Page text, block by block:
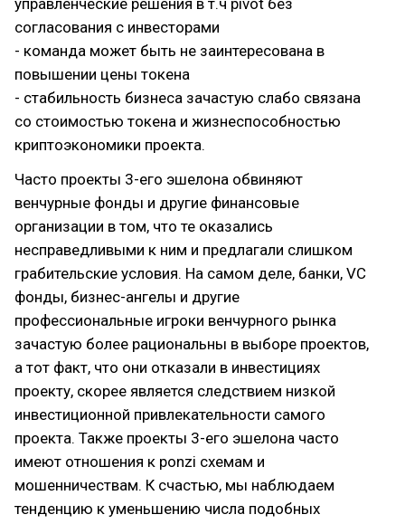
управленческие решения в т.ч pivot без
согласования с инвесторами
- команда может быть не заинтересована в
повышении цены токена
- стабильность бизнеса зачастую слабо связана
со стоимостью токена и жизнеспособностью
криптоэкономики проекта.
Часто проекты 3-его эшелона обвиняют
венчурные фонды и другие финансовые
организации в том, что те оказались
несправедливыми к ним и предлагали слишком
грабительские условия. На самом деле, банки, VC
фонды, бизнес-ангелы и другие
профессиональные игроки венчурного рынка
зачастую более рациональны в выборе проектов,
а тот факт, что они отказали в инвестициях
проекту, скорее является следствием низкой
инвестиционной привлекательности самого
проекта. Также проекты 3-его эшелона часто
имеют отношения к ponzi схемам и
мошенничествам. К счастью, мы наблюдаем
тенденцию к уменьшению числа подобных